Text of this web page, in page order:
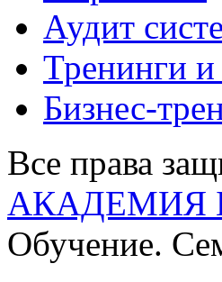
Аудит
Тренинги
Бизнес-
Все права
АКАДЕМИЯ
Обучение.